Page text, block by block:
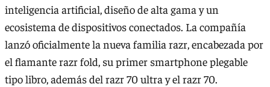
inteligencia artificial, diseño de alta gama y un
ecosistema de dispositivos conectados. La compañía
lanzó oficialmente la nueva familia razr, encabezada por
el flamante razr fold, su primer smartphone plegable
tipo libro, además del razr 70 ultra y el razr 70.